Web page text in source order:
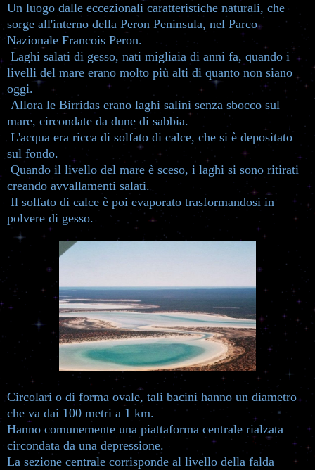
Un luogo dalle eccezionali caratteristiche naturali, che
sorge all'interno della Peron Peninsula, nel Parco
Nazionale Francois Peron.
Laghi salati di gesso, nati migliaia di anni fa, quando i
livelli del mare erano molto più alti di quanto non siano
oggi.
Allora le Birridas erano laghi salini senza sbocco sul
mare, circondate da dune di sabbia.
L'acqua era ricca di solfato di calce, che si è depositato
sul fondo.
Quando il livello del mare è sceso, i laghi si sono ritirati
creando avvallamenti salati.
Il solfato di calce è poi evaporato trasformandosi in
polvere di gesso.
Circolari o di forma ovale, tali bacini hanno un diametro
che va dai 100 metri a 1 km.
Hanno comunemente una piattaforma centrale rialzata
circondata da una depressione.
La sezione centrale corrisponde al livello della falda